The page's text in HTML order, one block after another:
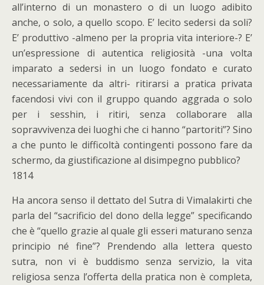
all’interno di un monastero o di un luogo adibito
anche, o solo, a quello scopo. E’ lecito sedersi da soli?
E’ produttivo -almeno per la propria vita interiore-? E’
un’espressione di autentica religiosità -una volta
imparato a sedersi in un luogo fondato e curato
necessariamente da altri- ritirarsi a pratica privata
facendosi vivi con il gruppo quando aggrada o solo
per i sesshin, i ritiri, senza collaborare alla
sopravvivenza dei luoghi che ci hanno “partoriti”? Sino
a che punto le difficoltà contingenti possono fare da
schermo, da giustificazione al disimpegno pubblico?
1814
Ha ancora senso il dettato del Sutra di Vimalakirti che
parla del “sacrificio del dono della legge” specificando
che è “quello grazie al quale gli esseri maturano senza
principio né fine”? Prendendo alla lettera questo
sutra, non vi è buddismo senza servizio, la vita
religiosa senza l’offerta della pratica non è completa,